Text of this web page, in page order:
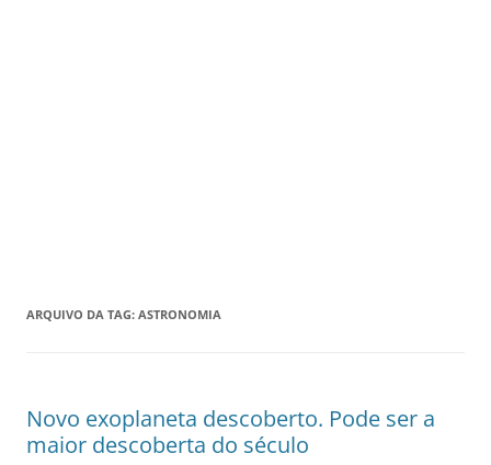
ARQUIVO DA TAG: ASTRONOMIA
Novo exoplaneta descoberto. Pode ser a
maior descoberta do século